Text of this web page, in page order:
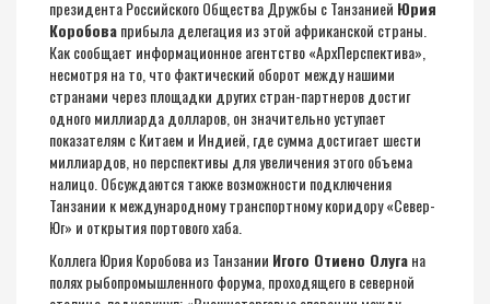
президента Российского Общества Дружбы с Танзанией Юрия
Коробоваприбыла делегация из этой африканской страны.
Как сообщает информационное агентство «АрхПерспектива»
несмотря на то, что фактический оборот между нашими
странами через площадки других стран-партнеров достиг
одного миллиарда долларов, он значительно уступает
показателям с Китаем и Индией, где сумма достигает шести
миллиардов, но перспективы для увеличения этого объема
налицо. Обсуждаются также возможности подключения
Танзании к международному транспортному коридору «Север-
Юг» и открытия портового хаба.
Коллега Юрия Коробова из Танзании Игого Отиено Олугана
полях рыбопромышленного форума, проходящего в северной